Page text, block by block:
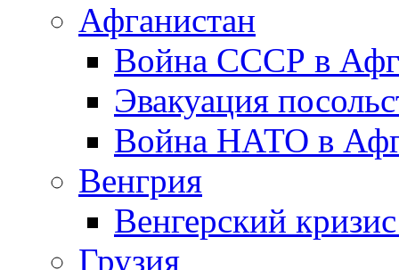
Афганистан
Война СССР в
Эвакуация
Война НАТО в
Венгрия
Венгерский
Грузия